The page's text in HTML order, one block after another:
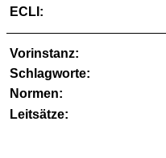
ECLI:
Vorinstanz:
Schlagworte:
Normen:
Leitsätze: